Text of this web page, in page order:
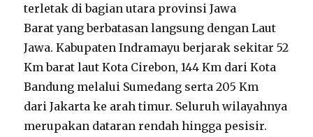
terletak di bagian utara provinsi Jawa
Barat yang berbatasan langsung dengan Laut
Jawa. Kabupaten Indramayu berjarak sekitar 52
Km barat laut Kota Cirebon, 144 Km dari Kota
Bandung melalui Sumedang serta 205 Km
dari Jakarta ke arah timur. Seluruh wilayahnya
merupakan dataran rendah hingga pesisir.